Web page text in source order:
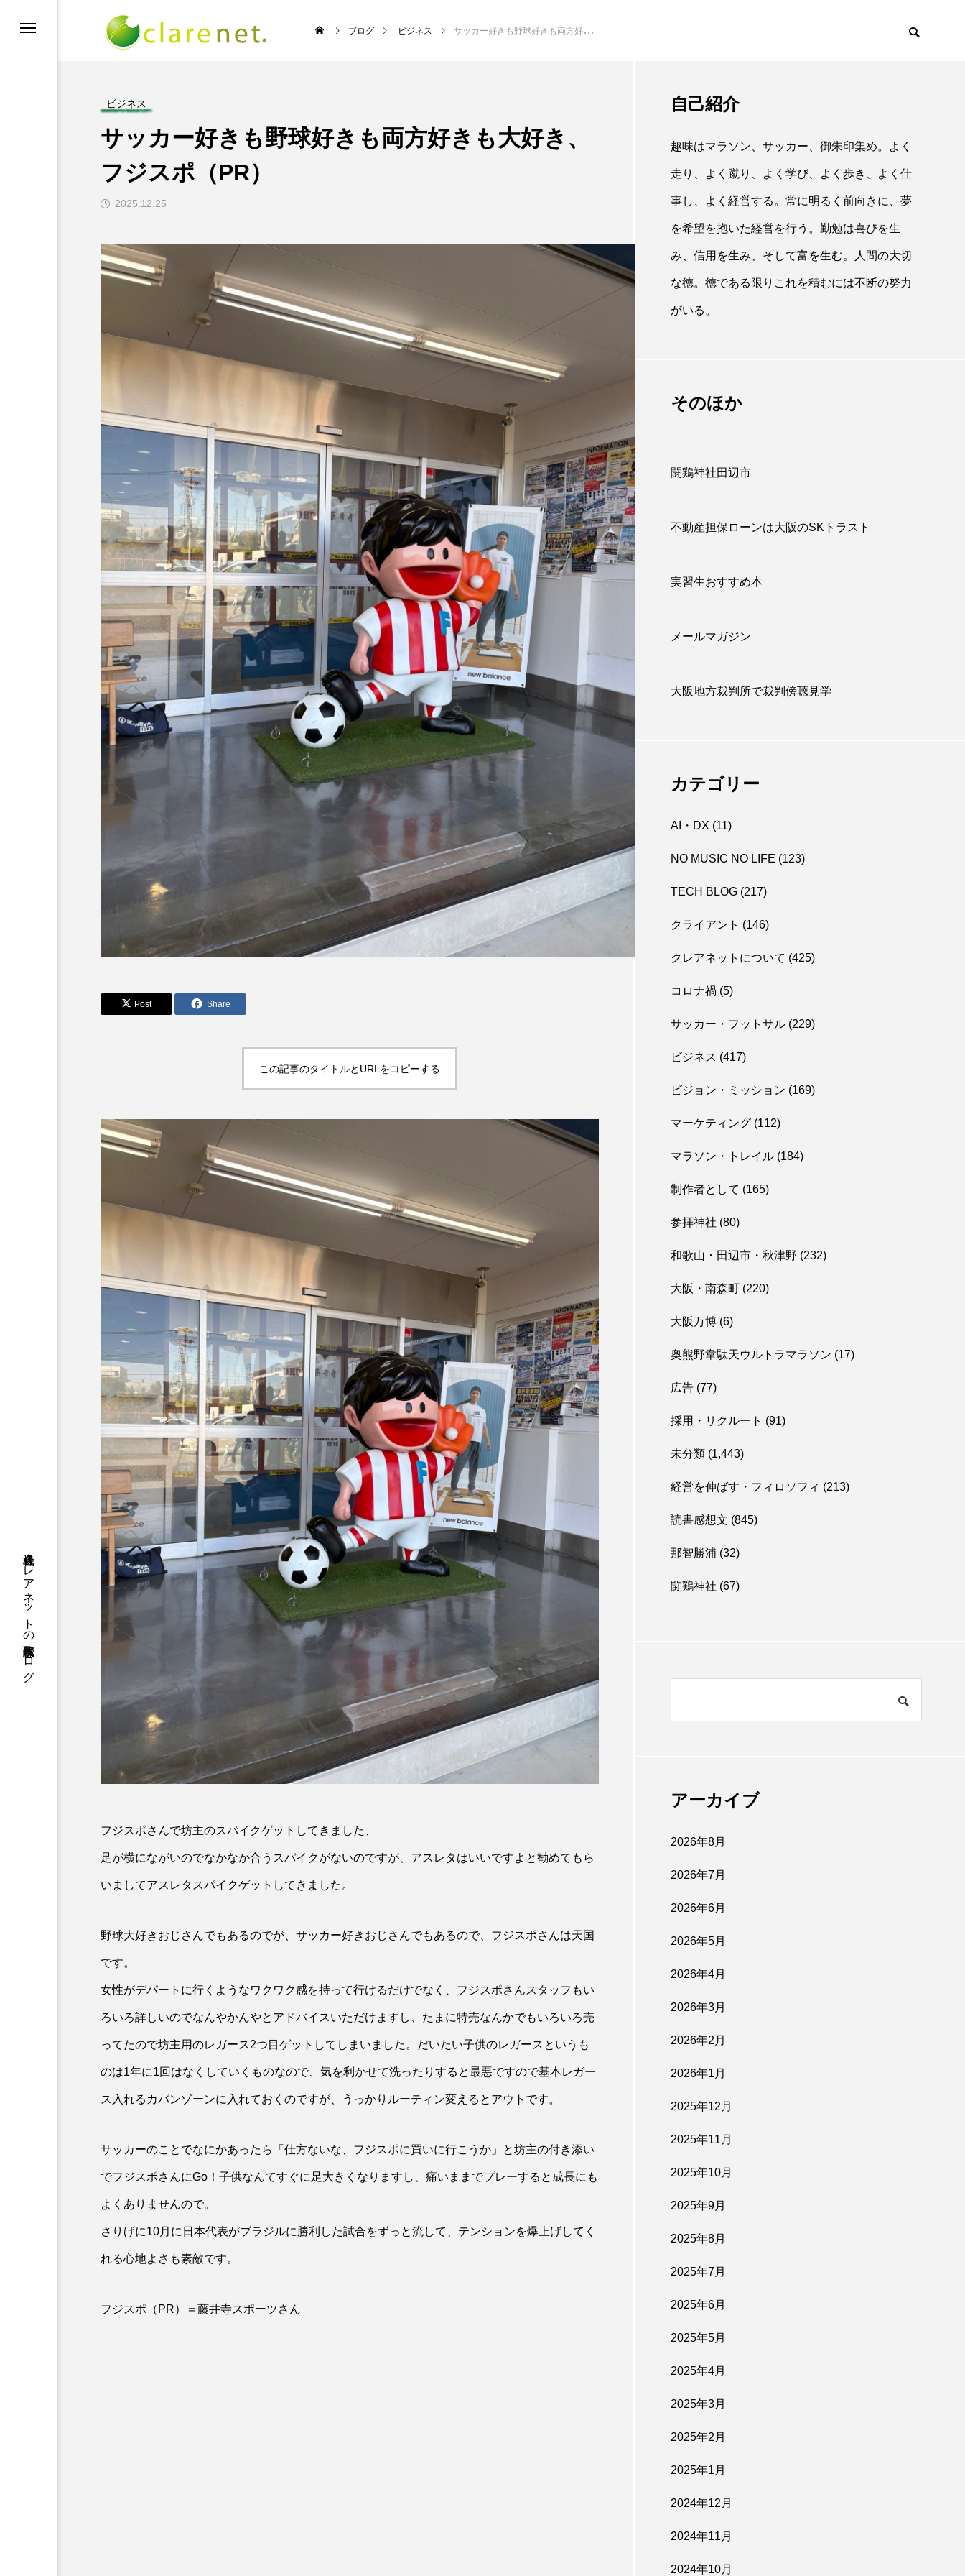
株式会社クレアネットの代表取締役ブログ
NO LIFE TECH BLOG
エレベーター広告とか
言うのか何なのか
admin
サッカー・フットサル
W杯の優勝を目指す日
本代表と目標設定
admin
2026.07.17
クライアント 採用・リクルー

ブログ ビジネス サッカー好きも野球好きも両方好きも大好き、フジスポ（PR）
ビジネス
サッカー好きも野球好きも両方好きも大好き、
フジスポ（PR）
2025.12.25
Post Share
この記事のタイトルとURLをコピーする
フジスポさんで坊主のスパイクゲットしてきました、
足が横にながいのでなかなか合うスパイクがないのですが、アスレタはいいですよと勧めてもら
いましてアスレタスパイクゲットしてきました。
野球大好きおじさんでもあるのでが、サッカー好きおじさんでもあるので、フジスポさんは天国
です。
女性がデパートに行くようなワクワク感を持って行けるだけでなく、フジスポさんスタッフもい
ろいろ詳しいのでなんやかんやとアドバイスいただけますし、たまに特売なんかでもいろいろ売
ってたので坊主用のレガース2つ目ゲットしてしまいました。だいたい子供のレガースというも
のは1年に1回はなくしていくものなので、気を利かせて洗ったりすると最悪ですので基本レガー
ス入れるカバンゾーンに入れておくのですが、うっかりルーティン変えるとアウトです。
サッカーのことでなにかあったら「仕方ないな、フジスポに買いに行こうか」と坊主の付き添い
でフジスポさんにGo！子供なんてすぐに足大きくなりますし、痛いままでプレーすると成長にも
よくありませんので。
さりげに10月に日本代表がブラジルに勝利した試合をずっと流して、テンションを爆上げしてく
れる心地よさも素敵です。
フジスポ（PR）＝藤井寺スポーツさん
自己紹介
趣味はマラソン、サッカー、御朱印集め。よく
走り、よく蹴り、よく学び、よく歩き、よく仕
事し、よく経営する。常に明るく前向きに、夢
を希望を抱いた経営を行う。勤勉は喜びを生
み、信用を生み、そして富を生む。人間の大切
な徳。徳である限りこれを積むには不断の努力
がいる。
そのほか
闘鶏神社田辺市
不動産担保ローンは大阪のSKトラスト
実習生おすすめ本
メールマガジン
大阪地方裁判所で裁判傍聴見学
カテゴリー
AI・DX (11)
NO MUSIC NO LIFE (123)
TECH BLOG (217)
クライアント (146)
クレアネットについて (425)
コロナ禍 (5)
サッカー・フットサル (229)
ビジネス (417)
ビジョン・ミッション (169)
マーケティング (112)
マラソン・トレイル (184)
制作者として (165)
参拝神社 (80)
和歌山・田辺市・秋津野 (232)
大阪・南森町 (220)
大阪万博 (6)
奥熊野韋駄天ウルトラマラソン (17)
広告 (77)
採用・リクルート (91)
未分類 (1,443)
経営を伸ばす・フィロソフィ (213)
読書感想文 (845)
那智勝浦 (32)
闘鶏神社 (67)
アーカイブ
2026年8月
2026年7月
2026年6月
2026年5月
2026年4月
2026年3月
2026年2月
2026年1月
2025年12月
2025年11月
2025年10月
2025年9月
2025年8月
2025年7月
2025年6月
2025年5月
2025年4月
2025年3月
2025年2月
2025年1月
2024年12月
2024年11月
2024年10月